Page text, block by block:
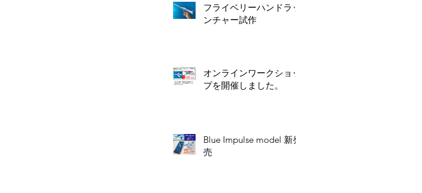
フライベリーハンドラッ
ンチャー試作
オンラインワークショッ
プを開催しました。
Blue Impulse model 新発
売